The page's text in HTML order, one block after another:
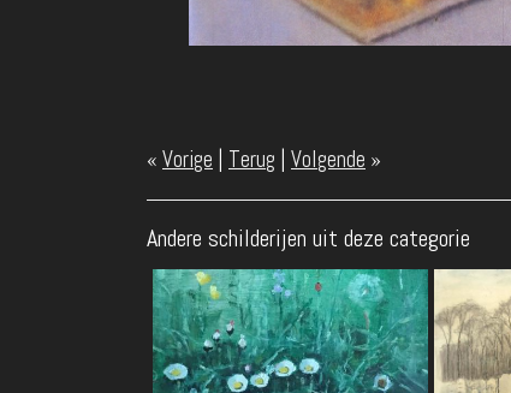
« Vorige | Terug | Volgende »
Andere schilderijen uit deze categorie